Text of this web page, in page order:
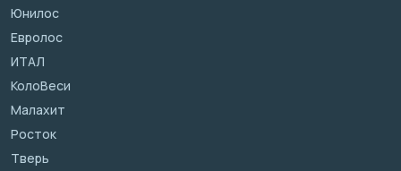
Юнилос
Евролос
ИТАЛ
КолоВеси
Малахит
Росток
Тверь